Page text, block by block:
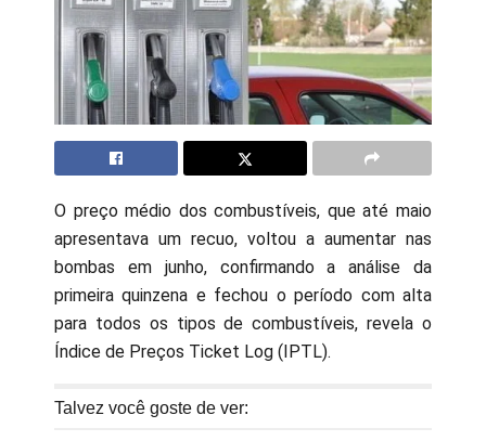
O preço médio dos combustíveis, que até maio
apresentava um recuo, voltou a aumentar nas
bombas em junho, confirmando a análise da
primeira quinzena e fechou o período com alta
para todos os tipos de combustíveis, revela o
Índice de Preços Ticket Log (IPTL).
Talvez você goste de ver: